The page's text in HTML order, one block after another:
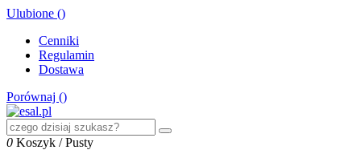
Ulubione ()
Cenniki
Regulamin
Dostawa
Porównaj ()
0 Koszyk /Pusty